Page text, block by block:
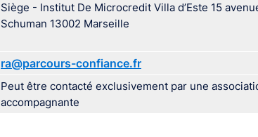
Siège - Institut De Microcredit Villa d’Este 15
Schuman 13002 Marseille
ra@parcours-confiance.fr
Peut être contacté exclusivement par une
accompagnante